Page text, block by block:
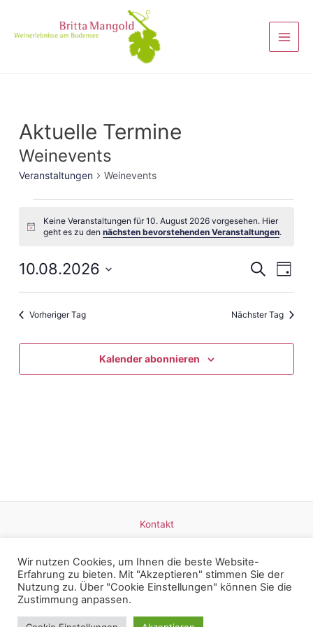
Aktuelle Termine
Weinevents
Veranstaltungen Weinevents
Hinweis
Keine Veranstaltungen für 10. August 2026 vorgesehen. Hier
geht es zu dennächsten bevorstehenden Veranstaltungen.
Suche
und
SucheTag
10.08.2026
Vorheriger Tag Nächster Tag
Kalender abonnieren
Kontakt
Impressum
Wir nutzen Cookies, um Ihnen die beste Website-
Erfahrung zu bieten. Mit "Akzeptieren" stimmen Sie der
Nutzung zu. Über "Cookie Einstellungen" können Sie die
Zustimmung anpassen.